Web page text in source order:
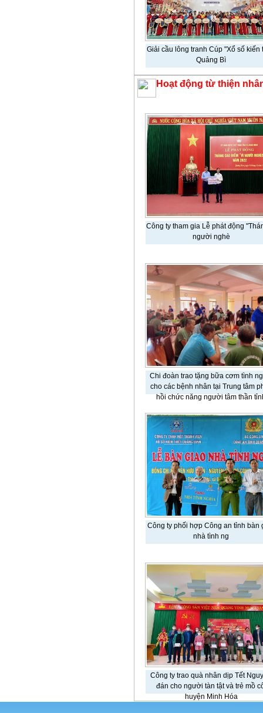
Giải cầu lông tranh Cúp "Xổ số kiến
Quảng Bì
Hoạt động từ thiện
Công ty tham gia Lễ phát động
người nghè
Chi đoàn trao tặng bữa cơm tình
cho các bệnh nhân tại Trung tâm
hồi chức năng người tâm thần
Công ty phối hợp Công an tỉnh bàn
nhà tình ng
Công ty trao quà nhân dịp Tết
đán cho người tàn tật và trẻ mồ
huyện Minh Hóa